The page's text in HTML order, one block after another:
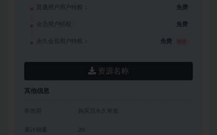
普通用户用户特权： 免费
会员用户特权： 免费
永久会员用户特权： 免费
资源名称
其他信息
有效期 购买后永久有效
累计销量 20